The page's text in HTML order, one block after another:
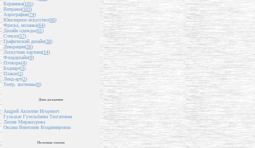
Керамика(105)
Витражи(103)
Аэрография(74)
Ювелирное искусство(66)
Фреска, мозаика(64)
Дизайн одежды(61)
Стекло(57)
Графический дизайн(38)
Декорации(26)
Лоскутная картина(14)
Флордизайн(9)
Пэчворк(4)
Бодиарт(3)
Плакат(2)
Ленд-арт(2)
Театр. костюмы(0)
День рождения
Андрей Аксютин Игоревич
Гульшат Гузельбаева Талгатовна
Лилия Мирашурова
Оксана Винтонив Владимировна
Полезные ссылки